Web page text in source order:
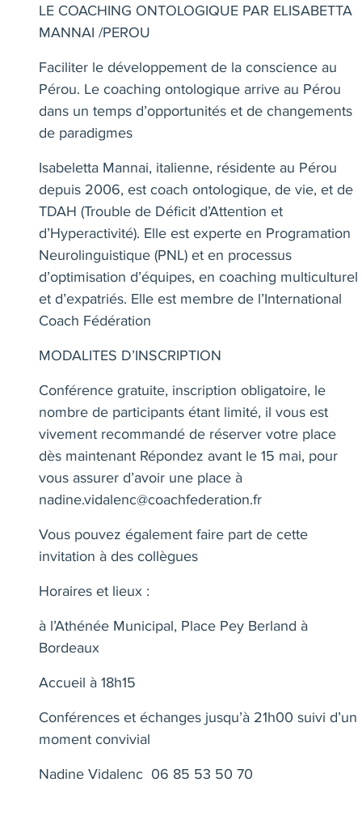
LE COACHING ONTOLOGIQUE PAR ELISABETTA
MANNAI /PEROU
Faciliter le développement de la conscience au
Pérou. Le coaching ontologique arrive au Pérou
dans un temps d’opportunités et de changements
de paradigmes
Isabeletta Mannai, italienne, résidente au Pérou
depuis 2006, est coach ontologique, de vie, et de
TDAH (Trouble de Déficit d’Attention et
d’Hyperactivité). Elle est experte en Programation
Neurolinguistique (PNL) et en processus
d’optimisation d’équipes, en coaching multiculturel
et d’expatriés. Elle est membre de l’International
Coach Fédération
MODALITES D’INSCRIPTION
Conférence gratuite, inscription obligatoire, le
nombre de participants étant limité, il vous est
vivement recommandé de réserver votre place
dès maintenant Répondez avant le 15 mai, pour
vous assurer d’avoir une place à
nadine.vidalenc@coachfederation.fr
Vous pouvez également faire part de cette
invitation à des collègues
Horaires et lieux :
à l’Athénée Municipal, Place Pey Berland à
Bordeaux
Accueil à 18h15
Conférences et échanges jusqu’à 21h00 suivi d’un
moment convivial
Nadine Vidalenc 06 85 53 50 70